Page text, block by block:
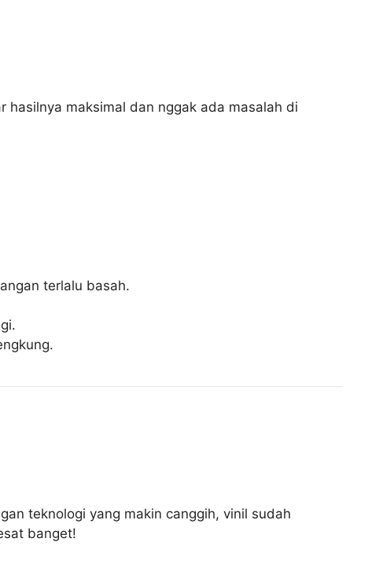
maksimal dan nggak ada masalah di
terlalu basah.
teknologi yang makin canggih, vinil sudah
banget!